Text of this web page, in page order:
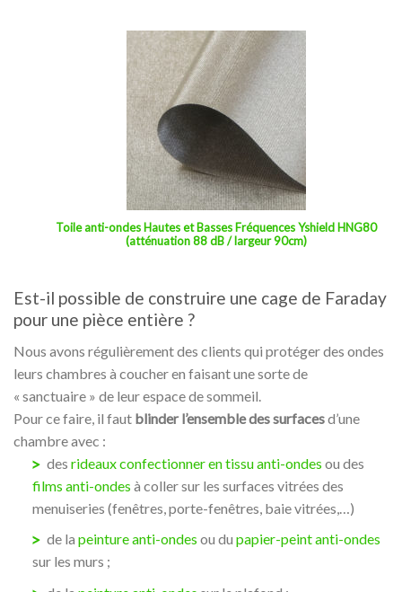
Toile anti-ondes Hautes et Basses Fréquences Yshield HNG80
(atténuation 88 dB / largeur 90cm)
Est-il possible de construire une cage de Faraday
pour une pièce entière ?
Nous avons régulièrement des clients qui protéger des ondes
leurs chambres à coucher en faisant une sorte de
« sanctuaire » de leur espace de sommeil.
Pour ce faire, il faut blinder l’ensemble des surfacesd’une
chambre avec :
des rideaux confectionner en tissu anti-ondes ou des
films anti-ondes à coller sur les surfaces vitrées des
menuiseries (fenêtres, porte-fenêtres, baie vitrées,…)
de la peinture anti-ondes ou du papier-peint anti-ondes
sur les murs ;